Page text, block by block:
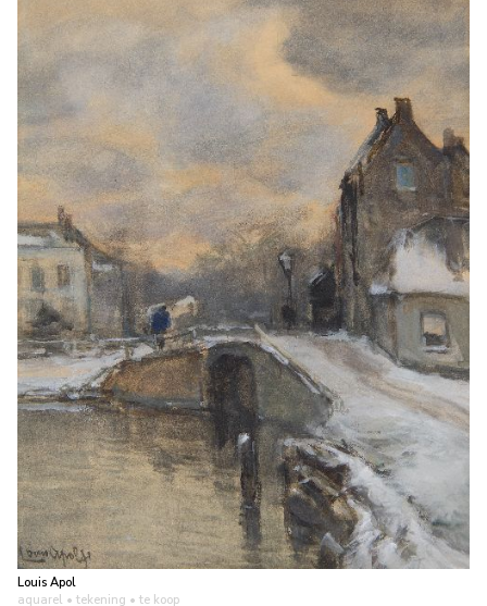
Louis Apol
aquarel • tekening • te koop